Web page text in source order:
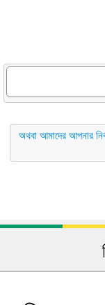
অথবা আমাদের আপনার